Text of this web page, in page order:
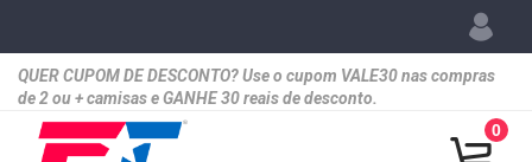
QUER CUPOM DE DESCONTO? Use o cupom VALE30 nas compras
de 2 ou + camisas e GANHE 30 reais de desconto.
0